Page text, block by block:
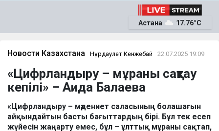
ЭКОНОМИКА
ОҚИҒА
News
Астана 17.76°C
Новости Казахстана Нұрдаулет Кенжебай 22.07.2025 19:09
«Цифрландыру – мұраны сақтау
кепілі» – Аида Балаева
«Цифрландыру – мәдениет саласының болашағын
айқындайтын басты бағыттардың бірі. Бұл тек есеп
жүйесін жаңарту емес, бұл – ұлттық мұраны сақтап,